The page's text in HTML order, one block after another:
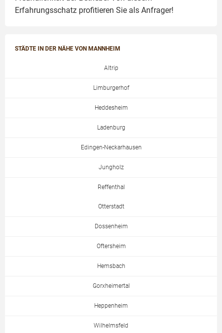
Erfahrungsschatz profitieren Sie als Anfrager!
STÄDTE IN DER NÄHE VON MANNHEIM
Altrip
Limburgerhof
Heddesheim
Ladenburg
Edingen-Neckarhausen
Jungholz
Reffenthal
Otterstadt
Dossenheim
Oftersheim
Hemsbach
Gorxheimertal
Heppenheim
Wilhelmsfeld